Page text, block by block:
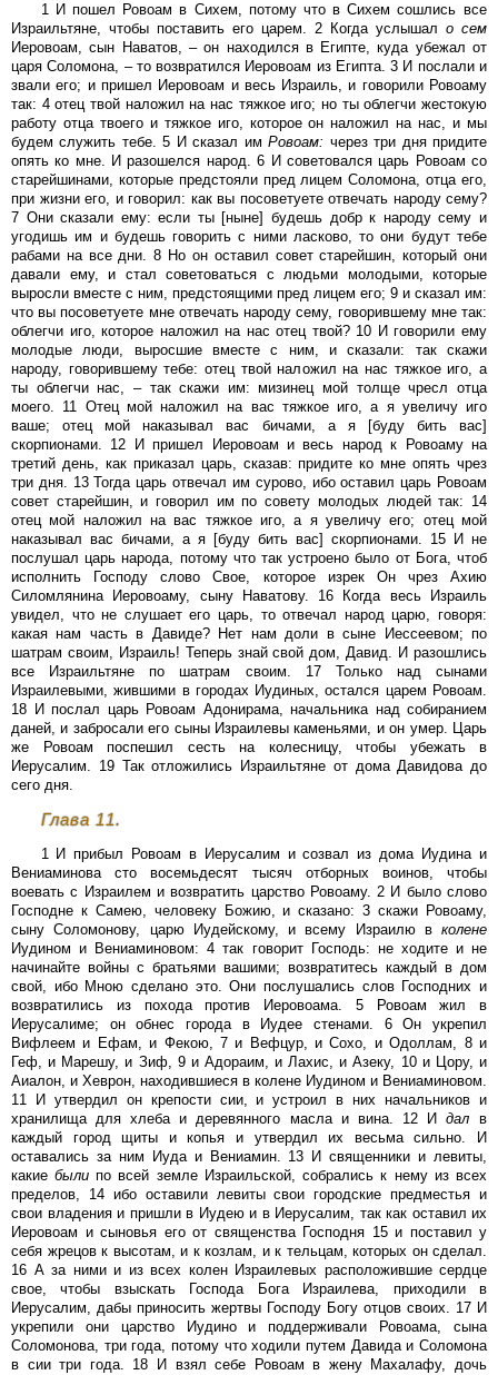
1 И пошел Ровоам в Сихем, потому что в Сихем сошлись все
Израильтяне, чтобы поставить его царем. 2 Когда услышал о сем
Иеровоам, сын Наватов, – он находился в Египте, куда убежал от
царя Соломона, – то возвратился Иеровоам из Египта. 3 И послали и
звали его; и пришел Иеровоам и весь Израиль, и говорили Ровоаму
так: 4 отец твой наложил на нас тяжкое иго; но ты облегчи жестокую
работу отца твоего и тяжкое иго, которое он наложил на нас, и мы
будем служить тебе. 5 И сказал им Ровоам: через три дня придите
опять ко мне. И разошелся народ. 6 И советовался царь Ровоам со
старейшинами, которые предстояли пред лицем Соломона, отца его,
при жизни его, и говорил: как вы посоветуете отвечать народу сему?
7 Они сказали ему: если ты [ныне] будешь добр к народу сему и
угодишь им и будешь говорить с ними ласково, то они будут тебе
рабами на все дни. 8 Но он оставил совет старейшин, который они
давали ему, и стал советоваться с людьми молодыми, которые
выросли вместе с ним, предстоящими пред лицем его; 9 и сказал им:
что вы посоветуете мне отвечать народу сему, говорившему мне так:
облегчи иго, которое наложил на нас отец твой? 10 И говорили ему
молодые люди, выросшие вместе с ним, и сказали: так скажи
народу, говорившему тебе: отец твой наложил на нас тяжкое иго, а
ты облегчи нас, – так скажи им: мизинец мой толще чресл отца
моего. 11 Отец мой наложил на вас тяжкое иго, а я увеличу иго
ваше; отец мой наказывал вас бичами, а я [буду бить вас]
скорпионами. 12 И пришел Иеровоам и весь народ к Ровоаму на
третий день, как приказал царь, сказав: придите ко мне опять чрез
три дня. 13 Тогда царь отвечал им сурово, ибо оставил царь Ровоам
совет старейшин, и говорил им по совету молодых людей так: 14
отец мой наложил на вас тяжкое иго, а я увеличу его; отец мой
наказывал вас бичами, а я [буду бить вас] скорпионами. 15 И не
послушал царь народа, потому что так устроено было от Бога, чтоб
исполнить Господу слово Свое, которое изрек Он чрез Ахию
Силомлянина Иеровоаму, сыну Наватову. 16 Когда весь Израиль
увидел, что не слушает его царь, то отвечал народ царю, говоря:
какая нам часть в Давиде? Нет нам доли в сыне Иессеевом; по
шатрам своим, Израиль! Теперь знай свой дом, Давид. И разошлись
все Израильтяне по шатрам своим. 17 Только над сынами
Израилевыми, жившими в городах Иудиных, остался царем Ровоам.
18 И послал царь Ровоам Адонирама, начальника над собиранием
даней, и забросали его сыны Израилевы каменьями, и он умер. Царь
же Ровоам поспешил сесть на колесницу, чтобы убежать в
Иерусалим. 19 Так отложились Израильтяне от дома Давидова до
сего дня.
Глава 11.
1 И прибыл Ровоам в Иерусалим и созвал из дома Иудина и
Вениаминова сто восемьдесят тысяч отборных воинов, чтобы
воевать с Израилем и возвратить царство Ровоаму. 2 И было слово
Господне к Самею, человеку Божию, и сказано: 3 скажи Ровоаму,
сыну Соломонову, царю Иудейскому, и всему Израилю в колене
Иудином и Вениаминовом: 4 так говорит Господь: не ходите и не
начинайте войны с братьями вашими; возвратитесь каждый в дом
свой, ибо Мною сделано это. Они послушались слов Господних и
возвратились из похода против Иеровоама. 5 Ровоам жил в
Иерусалиме; он обнес города в Иудее стенами. 6 Он укрепил
Вифлеем и Ефам, и Фекою, 7 и Вефцур, и Сохо, и Одоллам, 8 и
Геф, и Марешу, и Зиф, 9 и Адораим, и Лахис, и Азеку, 10 и Цору, и
Аиалон, и Хеврон, находившиеся в колене Иудином и Вениаминовом.
11 И утвердил он крепости сии, и устроил в них начальников и
хранилища для хлеба и деревянного масла и вина. 12 И дал в
каждый город щиты и копья и утвердил их весьма сильно. И
оставались за ним Иуда и Вениамин. 13 И священники и левиты,
какие были по всей земле Израильской, собрались к нему из всех
пределов, 14 ибо оставили левиты свои городские предместья и
свои владения и пришли в Иудею и в Иерусалим, так как оставил их
Иеровоам и сыновья его от священства Господня 15 и поставил у
себя жрецов к высотам, и к козлам, и к тельцам, которых он сделал.
16 А за ними и из всех колен Израилевых расположившие сердце
свое, чтобы взыскать Господа Бога Израилева, приходили в
Иерусалим, дабы приносить жертвы Господу Богу отцов своих. 17 И
укрепили они царство Иудино и поддерживали Ровоама, сына
Соломонова, три года, потому что ходили путем Давида и Соломона
в сии три года. 18 И взял себе Ровоам в жену Махалафу, дочь